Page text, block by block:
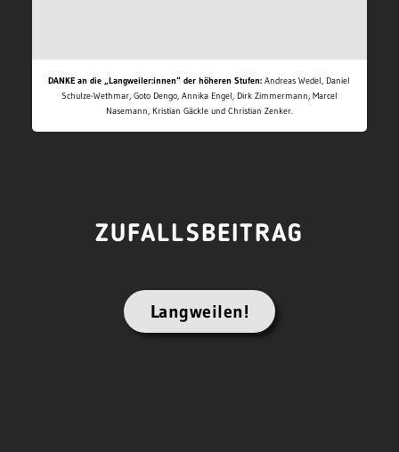
DANKE an die „Langweiler:innen“ der höheren Stufen: Andreas Wedel, Daniel
Schulze-Wethmar, Goto Dengo, Annika Engel, Dirk Zimmermann, Marcel
Nasemann, Kristian Gäckle und Christian Zenker.
ZUFALLSBEITRAG
Langweilen!